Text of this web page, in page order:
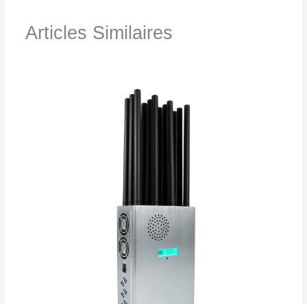
Articles Similaires